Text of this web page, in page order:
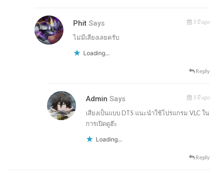
Phit Says 5 ปี ago
ไม่มีเสียงเลยครับ
Loading...
Reply
Admin Says 5 ปี ago
เสียงเป็นแบบ DTS แนะนำใช้โปรแกรม VLC ใน
การเปิดดูฮ๊ะ
Loading...
Reply